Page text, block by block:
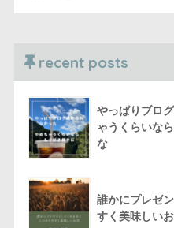
recent posts
やっぱりブロ
ゃうくらいな
な
誰かにプレゼ
すく美味しい